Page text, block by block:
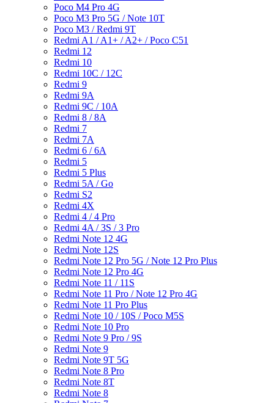
Poco M4 Pro 4G
Poco M3 Pro 5G / Note 10T
Poco M3 / Redmi 9T
Redmi A1 / A1+ / A2+ / Poco C51
Redmi 12
Redmi 10
Redmi 10C / 12C
Redmi 9
Redmi 9A
Redmi 9C / 10A
Redmi 8 / 8A
Redmi 7
Redmi 7A
Redmi 6 / 6A
Redmi 5
Redmi 5 Plus
Redmi 5A / Go
Redmi S2
Redmi 4X
Redmi 4 / 4 Pro
Redmi 4A / 3S / 3 Pro
Redmi Note 12 4G
Redmi Note 12S
Redmi Note 12 Pro 5G / Note 12 Pro Plus
Redmi Note 12 Pro 4G
Redmi Note 11 / 11S
Redmi Note 11 Pro / Note 12 Pro 4G
Redmi Note 11 Pro Plus
Redmi Note 10 / 10S / Poco M5S
Redmi Note 10 Pro
Redmi Note 9 Pro / 9S
Redmi Note 9
Redmi Note 9T 5G
Redmi Note 8 Pro
Redmi Note 8T
Redmi Note 8